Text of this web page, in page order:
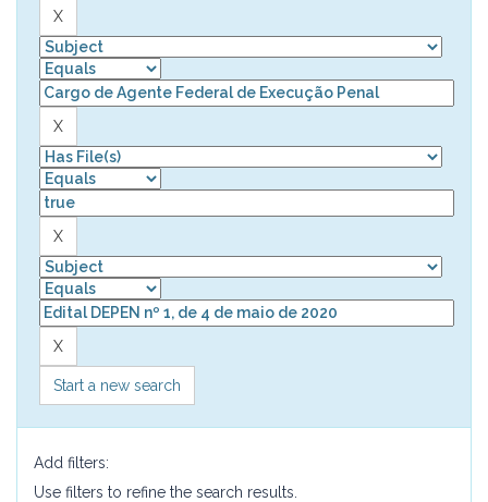
Start a new search
Add filters:
Use filters to refine the search results.